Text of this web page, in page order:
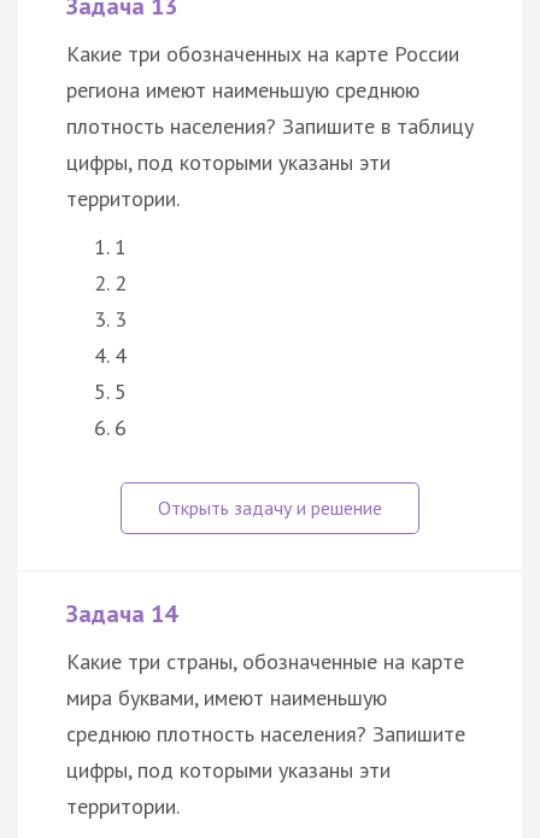
Какие три обозначенных на карте России
региона имеют наименьшую среднюю
плотность населения? Запишите в таблицу
цифры, под которыми указаны эти
территории.
1
2
3
4
5
6
Задача 14
Какие три страны, обозначенные на карте
мира буквами, имеют наименьшую
среднюю плотность населения? Запишите
цифры, под которыми указаны эти
территории.